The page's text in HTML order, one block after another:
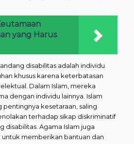
yang Harus
disabilitas adalah individu
khusus karena keterbatasan
Dalam Islam, mereka
dengan individu lainnya. Islam
kesetaraan, saling
terhadap sikap diskriminatif
disabilitas. Agama Islam juga
memberikan bantuan dan